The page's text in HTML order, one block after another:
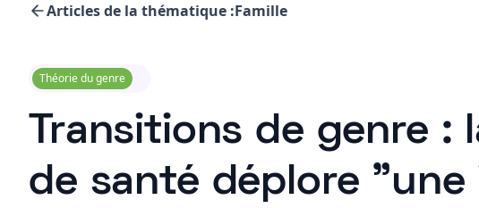
Articles de la thématique :Famille
Théorie du genre
Transitions de genre :
de santé déplore